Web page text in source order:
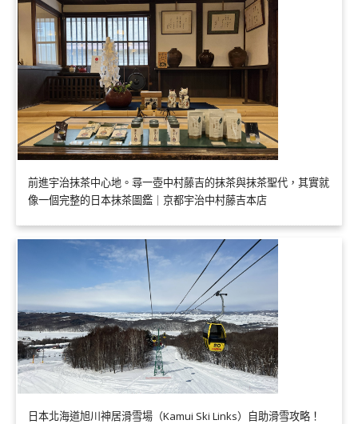
前進宇治抹茶中心地。尋一壺中村藤吉的抹茶與抹茶聖代，其實就
像一個完整的日本抹茶圖鑑｜京都宇治中村藤吉本店
日本北海道旭川神居滑雪場（Kamui Ski Links）自助滑雪攻略！